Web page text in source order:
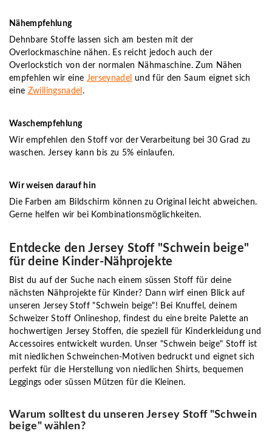
Nähempfehlung
Dehnbare Stoffe lassen sich am besten mit der
Overlockmaschine nähen. Es reicht jedoch auch der
Overlockstich von der normalen Nähmaschine. Zum Nähen
empfehlen wir eine Jerseynadel
und für den Saum eignet sich
eine Zwillingsnadel .
Waschempfehlung
Wir empfehlen den Stoff vor der Verarbeitung bei 30 Grad zu
waschen. Jersey kann bis zu 5% einlaufen.
Wir weisen darauf hin
Die Farben am Bildschirm können zu Original leicht abweichen.
Gerne helfen wir bei Kombinationsmöglichkeiten.
Entdecke den Jersey Stoff "Schwein beige"
für deine Kinder-Nähprojekte
Bist du auf der Suche nach einem süssen Stoff für deine
nächsten Nähprojekte für Kinder? Dann wirf einen Blick auf
unseren Jersey Stoff "Schwein beige"! Bei Knuffel, deinem
Schweizer Stoff Onlineshop, findest du eine breite Palette an
hochwertigen Jersey Stoffen, die speziell für Kinderkleidung und
Accessoires entwickelt wurden. Unser "Schwein beige" Stoff ist
mit niedlichen Schweinchen-Motiven bedruckt und eignet sich
perfekt für die Herstellung von niedlichen Shirts, bequemen
Leggings oder süssen Mützen für die Kleinen.
Warum solltest du unseren Jersey Stoff "Schwein
beige" wählen?